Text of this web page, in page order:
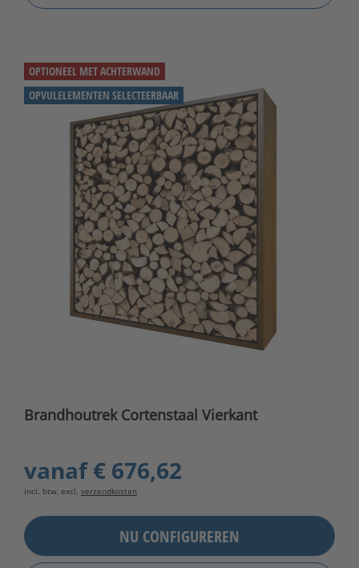
OPTIONEEL MET ACHTERWAND
OPVULELEMENTEN SELECTEERBAAR
Brandhoutrek Cortenstaal Vierkant
vanaf€ 676,62
incl. btw, excl. verzendkosten
NU CONFIGUREREN